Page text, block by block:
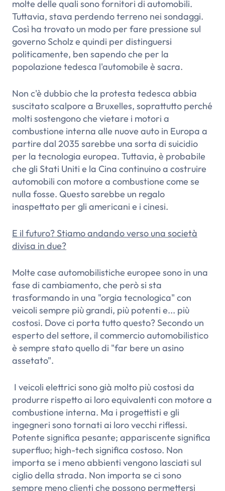
molte delle quali sono fornitori di automobili.
Tuttavia, stava perdendo terreno nei sondaggi.
Così ha trovato un modo per fare pressione sul
governo Scholz e quindi per distinguersi
politicamente, ben sapendo che per la
popolazione tedesca l'automobile è sacra.
Non c'è dubbio che la protesta tedesca abbia
suscitato scalpore a Bruxelles, soprattutto perché
molti sostengono che vietare i motori a
combustione interna alle nuove auto in Europa a
partire dal 2035 sarebbe una sorta di suicidio
per la tecnologia europea. Tuttavia, è probabile
che gli Stati Uniti e la Cina continuino a costruire
automobili con motore a combustione come se
nulla fosse. Questo sarebbe un regalo
inaspettato per gli americani e i cinesi.
E il futuro? Stiamo andando verso una società
divisa in due?
Molte case automobilistiche europee sono in una
fase di cambiamento, che però si sta
trasformando in una "orgia tecnologica" con
veicoli sempre più grandi, più potenti e... più
costosi. Dove ci porta tutto questo? Secondo un
esperto del settore, il commercio automobilistico
è sempre stato quello di "far bere un asino
assetato".
I veicoli elettrici sono già molto più costosi da
produrre rispetto ai loro equivalenti con motore a
combustione interna. Ma i progettisti e gli
ingegneri sono tornati ai loro vecchi riflessi.
Potente significa pesante; appariscente significa
superfluo; high-tech significa costoso. Non
importa se i meno abbienti vengono lasciati sul
ciglio della strada. Non importa se ci sono
sempre meno clienti che possono permettersi